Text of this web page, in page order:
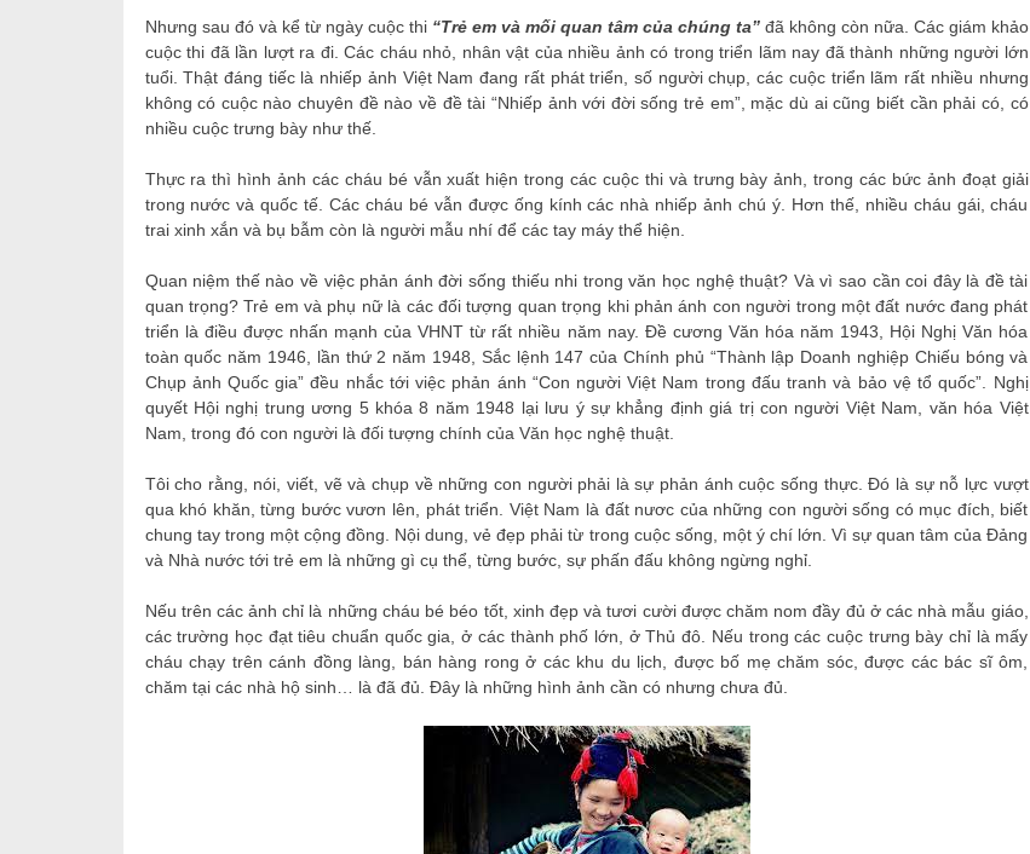
Nhưng sau đó và kể từ ngày cuộc thi “Trẻ em và mối quan tâm của chúng ta”đã không còn nữa. Các giám khảo
cuộc thi đã lần lượt ra đi. Các cháu nhỏ, nhân vật của nhiều ảnh có trong triển lãm nay đã thành những người lớn
tuổi. Thật đáng tiếc là nhiếp ảnh Việt Nam đang rất phát triển, số người chụp, các cuộc triển lãm rất nhiều nhưng
không có cuộc nào chuyên đề nào về đề tài “Nhiếp ảnh với đời sống trẻ em”, mặc dù ai cũng biết cần phải có, có
nhiều cuộc trưng bày như thế.
Thực ra thì hình ảnh các cháu bé vẫn xuất hiện trong các cuộc thi và trưng bày ảnh, trong các bức ảnh đoạt giải
trong nước và quốc tế. Các cháu bé vẫn được ống kính các nhà nhiếp ảnh chú ý. Hơn thế, nhiều cháu gái, cháu
trai xinh xắn và bụ bẫm còn là người mẫu nhí để các tay máy thể hiện.
Quan niệm thế nào về việc phản ánh đời sống thiếu nhi trong văn học nghệ thuật? Và vì sao cần coi đây là đề tài
quan trọng? Trẻ em và phụ nữ là các đối tượng quan trọng khi phản ánh con người trong một đất nước đang phát
triển là điều được nhấn mạnh của VHNT từ rất nhiều năm nay. Đề cương Văn hóa năm 1943, Hội Nghị Văn hóa
toàn quốc năm 1946, lần thứ 2 năm 1948, Sắc lệnh 147 của Chính phủ “Thành lập Doanh nghiệp Chiếu bóng và
Chụp ảnh Quốc gia” đều nhắc tới việc phản ánh “Con người Việt Nam trong đấu tranh và bảo vệ tổ quốc”. Nghị
quyết Hội nghị trung ương 5 khóa 8 năm 1948 lại lưu ý sự khẳng định giá trị con người Việt Nam, văn hóa Việt
Nam, trong đó con người là đối tượng chính của Văn học nghệ thuật.
Tôi cho rằng, nói, viết, vẽ và chụp về những con người phải là sự phản ánh cuộc sống thực. Đó là sự nỗ lực vượt
qua khó khăn, từng bước vươn lên, phát triển. Việt Nam là đất nươc của những con người sống có mục đích, biết
chung tay trong một cộng đồng. Nội dung, vẻ đẹp phải từ trong cuộc sống, một ý chí lớn. Vì sự quan tâm của Đảng
và Nhà nước tới trẻ em là những gì cụ thể, từng bước, sự phấn đấu không ngừng nghỉ.
Nếu trên các ảnh chỉ là những cháu bé béo tốt, xinh đẹp và tươi cười được chăm nom đầy đủ ở các nhà mẫu giáo,
các trường học đạt tiêu chuẩn quốc gia, ở các thành phố lớn, ở Thủ đô. Nếu trong các cuộc trưng bày chỉ là mấy
cháu chạy trên cánh đồng làng, bán hàng rong ở các khu du lịch, được bố mẹ chăm sóc, được các bác sĩ ôm,
chăm tại các nhà hộ sinh… là đã đủ. Đây là những hình ảnh cần có nhưng chưa đủ.